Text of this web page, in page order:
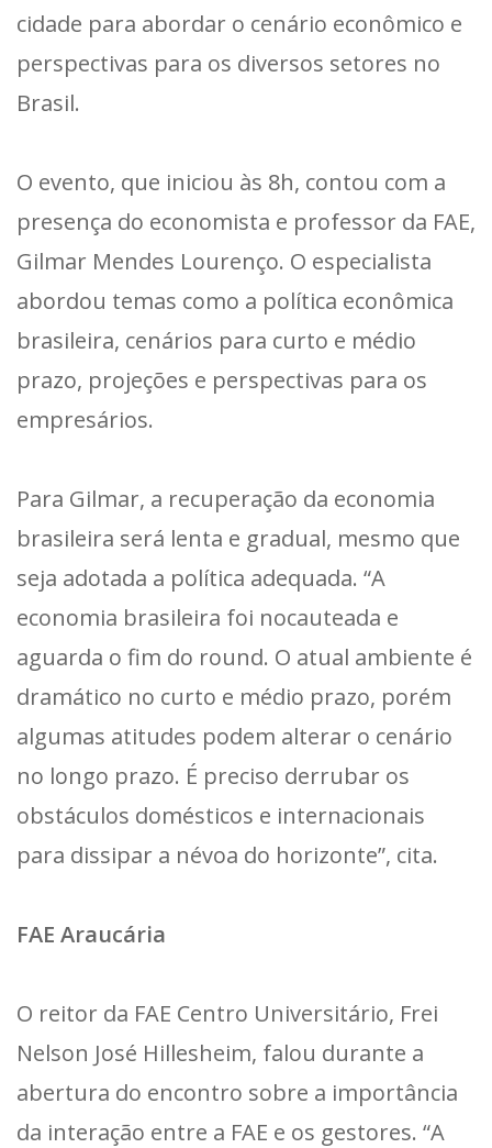
cidade para abordar o cenário econômico e
perspectivas para os diversos setores no
Brasil.
O evento, que iniciou às 8h, contou com a
presença do economista e professor da FAE,
Gilmar Mendes Lourenço. O especialista
abordou temas como a política econômica
brasileira, cenários para curto e médio
prazo, projeções e perspectivas para os
empresários.
Para Gilmar, a recuperação da economia
brasileira será lenta e gradual, mesmo que
seja adotada a política adequada. “A
economia brasileira foi nocauteada e
aguarda o fim do round. O atual ambiente é
dramático no curto e médio prazo, porém
algumas atitudes podem alterar o cenário
no longo prazo. É preciso derrubar os
obstáculos domésticos e internacionais
para dissipar a névoa do horizonte”, cita.
FAE Araucária
O reitor da FAE Centro Universitário, Frei
Nelson José Hillesheim, falou durante a
abertura do encontro sobre a importância
da interação entre a FAE e os gestores. “A